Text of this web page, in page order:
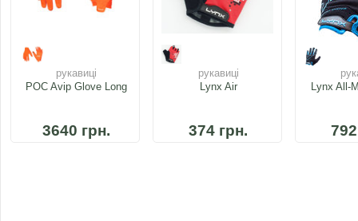
рукавиці
POC Avip Glove Long
3640 грн.
рукавиці
Lynx Air
374 грн.
Lynx All-